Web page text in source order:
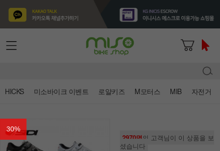
HICKS 미소바이크 이벤트 로얄키즈 M모터스 MIB 자전거
30%
2970명의 고객님이 이 상품을 보
셨습니다